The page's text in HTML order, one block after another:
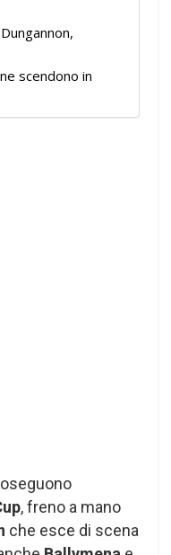
scendono in
, freno a mano
che esce di scena